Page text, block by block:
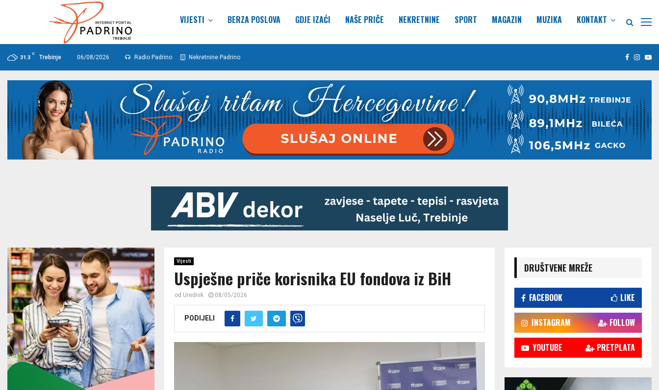
VIJESTI BERZA POSLOVA GDJE IZAĆI NAŠE PRIČE NEKRETNINE SPORT MAGAZIN MUZIKA KONTAKT
31.3
C
Trebinje 06/08/2026 Radio Padrino Nekretnine Padrino Facebook
Vijesti
Uspješne priče korisnika EU fondova iz BiH
od Urednik 08/05/2026
PODIJELI
DRUŠTVENE MREŽE
FACEBOOK LIKE
INSTAGRAM FOLLOW
YOUTUBE PRETPLATA